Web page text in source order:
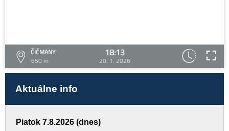
ČIČMANY
650 m
18:13
20. 1. 2026
Aktuálne info
Piatok 7.8.2026 (dnes)